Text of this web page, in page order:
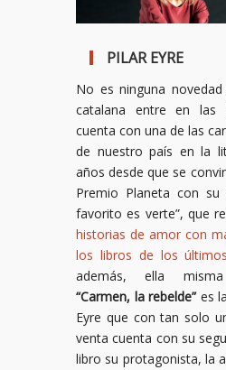
PILAR EYRE
No es ninguna
catalana entre en las
cuenta con una de las
de nuestro país en la
años desde que se
Premio Planeta con
favorito es verte”, que
historias de amor con
los libros de los
además, ella misma
“Carmen, la rebelde”es
Eyre que con tan solo
venta cuenta con su
libro su protagonista, la